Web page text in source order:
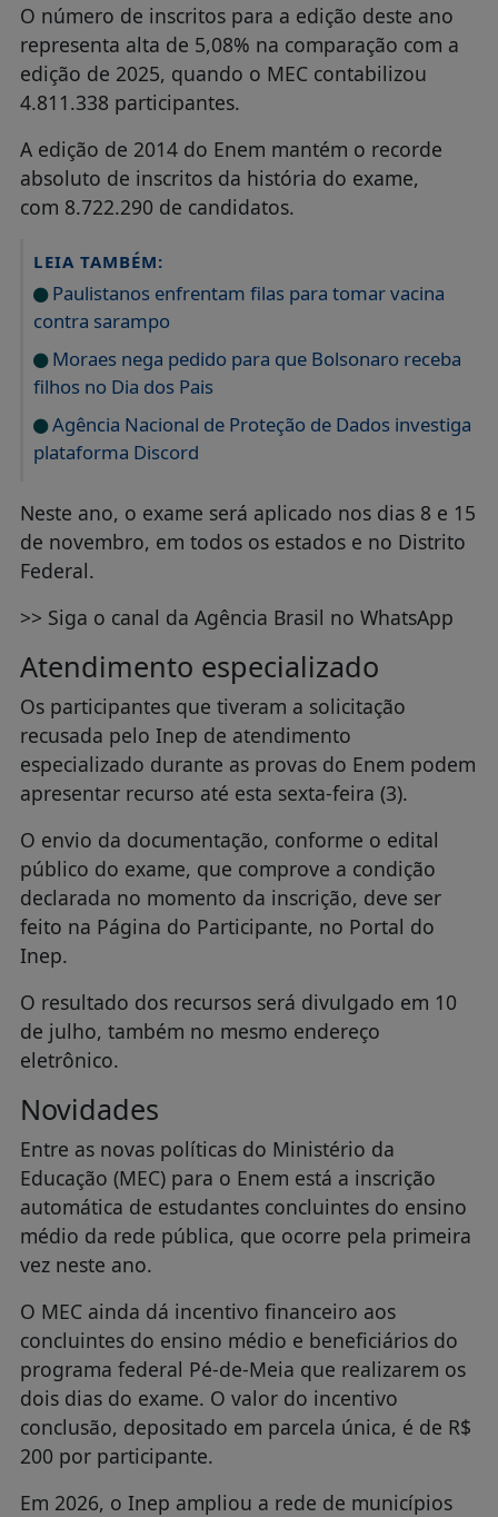
O número de inscritos para a edição deste ano
representa alta de 5,08% na comparação com a
edição de 2025, quando o MEC contabilizou
4.811.338 participantes.
A edição de 2014 do Enem mantém o recorde
absoluto de inscritos da história do exame,
com 8.722.290 de candidatos.
LEIA TAMBÉM:
Paulistanos enfrentam filas para tomar vacina
contra sarampo
Moraes nega pedido para que Bolsonaro receba
filhos no Dia dos Pais
Agência Nacional de Proteção de Dados investiga
plataforma Discord
Neste ano, o exame será aplicado nos dias 8 e 15
de novembro, em todos os estados e no Distrito
Federal.
>> Siga o canal da Agência Brasil no WhatsApp
Atendimento especializado
Os participantes que tiveram a solicitação
recusada pelo Inep de atendimento
especializado durante as provas do Enem podem
apresentar recurso até esta sexta-feira (3).
O envio da documentação, conforme o edital
público do exame, que comprove a condição
declarada no momento da inscrição, deve ser
feito na Página do Participante, no Portal do
Inep.
O resultado dos recursos será divulgado em 10
de julho, também no mesmo endereço
eletrônico.
Novidades
Entre as novas políticas do Ministério da
Educação (MEC) para o Enem está a inscrição
automática de estudantes concluintes do ensino
médio da rede pública, que ocorre pela primeira
vez neste ano.
O MEC ainda dá incentivo financeiro aos
concluintes do ensino médio e beneficiários do
programa federal Pé-de-Meia que realizarem os
dois dias do exame. O valor do incentivo
conclusão, depositado em parcela única, é de R$
200 por participante.
Em 2026, o Inep ampliou a rede de municípios